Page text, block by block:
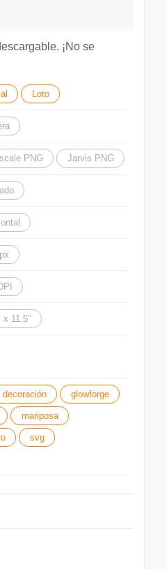
¡No se
Loto
PNG Jarvis PNG
x 11.5″
decoración glowforge
mariposa
svg